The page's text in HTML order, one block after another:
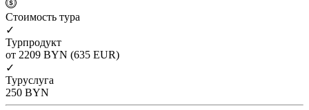
Cтоимость тура
✓
Турпродукт
от 2209 BYN (635 EUR)
✓
Туруслуга
250 BYN